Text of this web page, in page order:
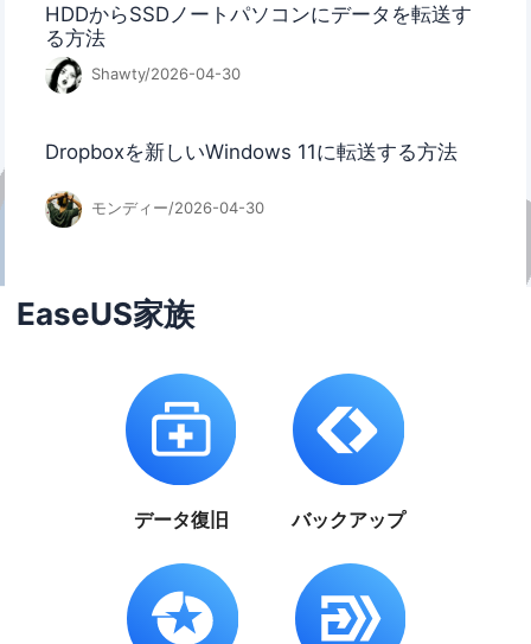
HDDからSSDノートパソコンにデータを転送す
る方法
Shawty/2026-04-30
Dropboxを新しいWindows 11に転送する方法
モンディー/2026-04-30
EaseUS家族
データ復旧 バックアップ